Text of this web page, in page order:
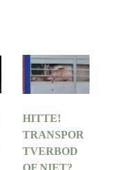
HITTE!
TRANSPOR
TVERBOD
OF NIET?